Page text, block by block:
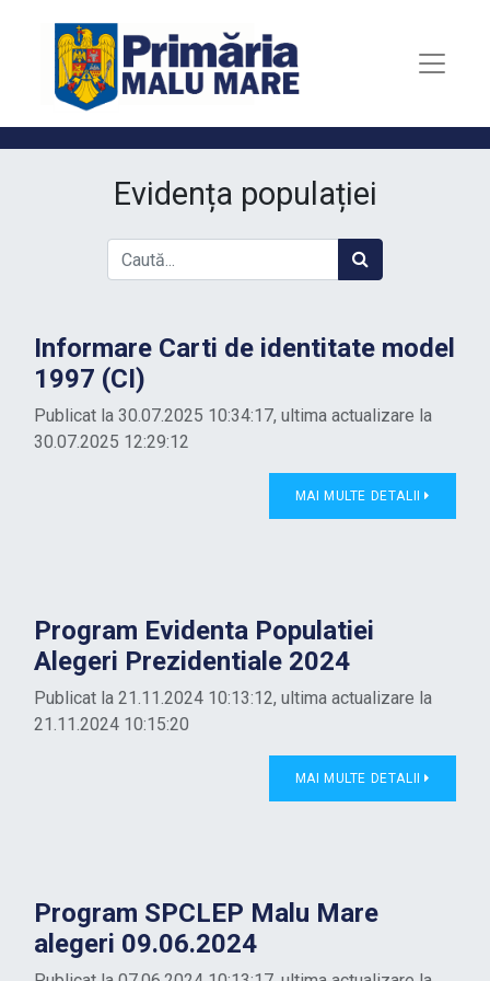
Evidența populației
Informare Carti de identitate model
1997 (CI)
Publicat la 30.07.2025 10:34:17, ultima actualizare la
30.07.2025 12:29:12
MAI MULTE DETALII
Program Evidenta Populatiei
Alegeri Prezidentiale 2024
Publicat la 21.11.2024 10:13:12, ultima actualizare la
21.11.2024 10:15:20
MAI MULTE DETALII
Program SPCLEP Malu Mare
alegeri 09.06.2024